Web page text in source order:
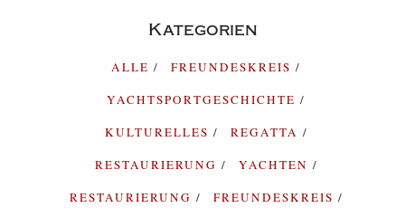
Kategorien
ALLE
FREUNDESKREIS
YACHTSPORTGESCHICHTE
KULTURELLES
REGATTA
RESTAURIERUNG
YACHTEN
RESTAURIERUNG
FREUNDESKREIS